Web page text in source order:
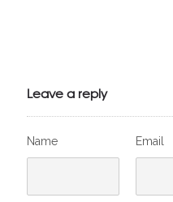
Leave a reply
Name Email